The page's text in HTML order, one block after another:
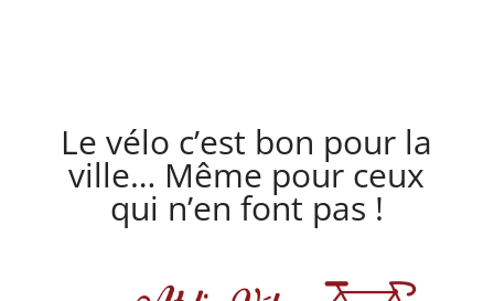
Le vélo c’est bon pour la
ville… Même pour ceux
qui n’en font pas !